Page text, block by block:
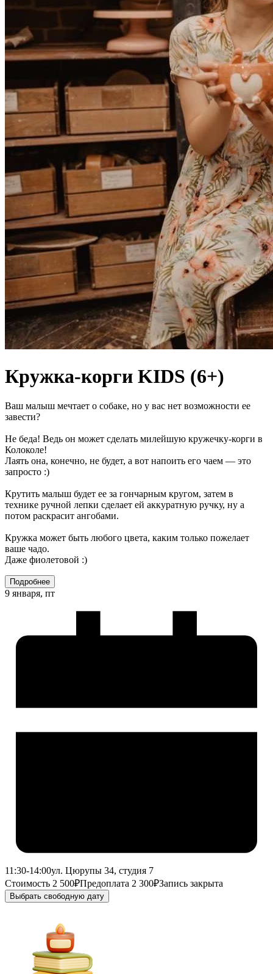
Кружка-корги KIDS (6+)
Ваш малыш мечтает о собаке, но у вас нет возможности ее
завести?
Не беда! Ведь он может сделать милейшую кружечку-корги в
Колоколе!
Лаять она, конечно, не будет, а вот напоить его чаем — это
запросто :)
Крутить малыш будет ее за гончарным кругом, затем в
технике ручной лепки сделает ей аккуратную ручку, ну а
потом раскрасит ангобами.
Кружка может быть любого цвета, каким только пожелает
ваше чадо.
Даже фиолетовой :)
Подробнее
9 января, пт
11:30-14:00ул. Цюрупы 34, студия 7
Стоимость 2 500₽Предоплата 2 300₽Запись закрыта
Выбрать свободную дату